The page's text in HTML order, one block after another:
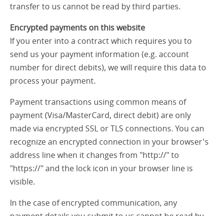
transfer to us cannot be read by third parties.
Encrypted payments on this website
If you enter into a contract which requires you to
send us your payment information (e.g. account
number for direct debits), we will require this data to
process your payment.
Payment transactions using common means of
payment (Visa/MasterCard, direct debit) are only
made via encrypted SSL or TLS connections. You can
recognize an encrypted connection in your browser's
address line when it changes from "http://" to
"https://" and the lock icon in your browser line is
visible.
In the case of encrypted communication, any